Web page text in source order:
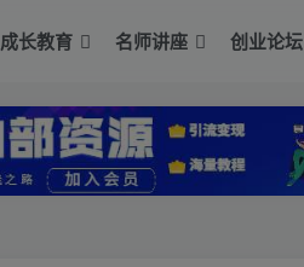
成长教育 名师讲座 创业论坛